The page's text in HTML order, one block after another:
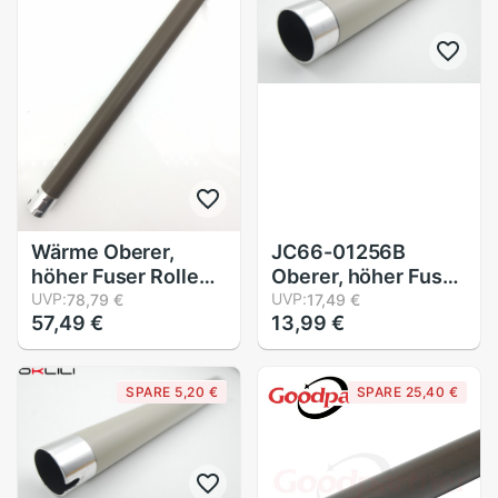
8670 8860 8870
FX3000
Wärme Oberer,
höher Fuser Rolle
für Bruder DCP7055
7060 7065 HL2220
2230 2240 2250
2270 2275 2280
2130 2132 2135
2242 MFC7240
7360 7365
UVP:78,79 €
57,49 €
JC66-01256B
Oberer, höher Fuser
Rolle Wärme Rolle
für Samsung ML
1910 1915 2510
2525 2540 2545
2580 2851 SCX
4600 4623 4626
UVP:17,49 €
13,99 €
SPARE 5,20 € SPARE 25,40 €